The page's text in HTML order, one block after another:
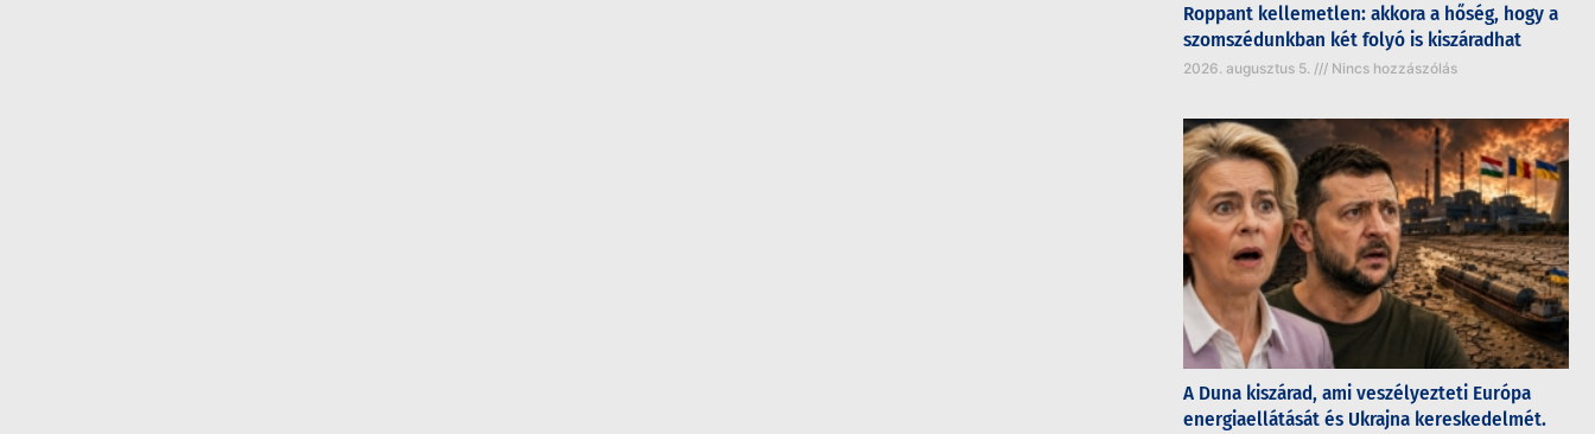
Roppant kellemetlen: akkora a hőség, hogy a
szomszédunkban két folyó is kiszáradhat
2026. augusztus 5. Nincs hozzászólás
A Duna kiszárad, ami veszélyezteti Európa
energiaellátását és Ukrajna kereskedelmét.